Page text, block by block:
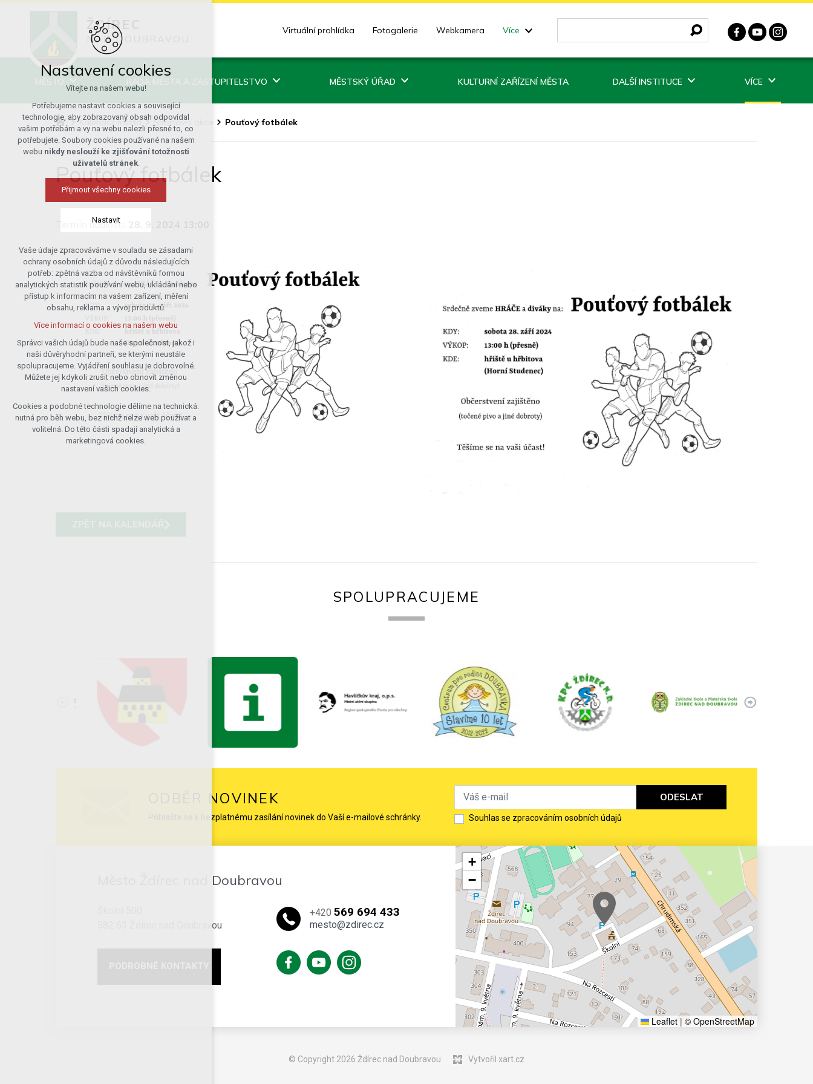
ŽDÍREC
NAD DOUBRAVOU
Virtuální prohlídka Fotogalerie Webkamera Více
RADA MĚSTA A ZASTUPITELSTVO MĚSTSKÝ ÚŘAD KULTURNÍ ZAŘÍZENÍ MĚSTA DALŠÍ INSTITUCE VÍCE
Kalendář města Sportovní akce Pouťový fotbálek
Pouťový fotbálek
Termín události:
SPOLUPRACUJEME
ODBĚR NOVINEK
Přihlašte se k bezplatnému zasílání novinek do Vaší e-mailové schránky. Souhlas se zpracováním osobních údajů
ODESLAT
Město Ždírec nad Doubravou
582 63 Ždírec nad Doubravou
+420569 694 433
mesto@zdirec.cz
+
−
Leaflet | © OpenStreetMap
© Copyright 2026 Ždírec nad Doubravou Vytvořil xart.cz
Nastavení cookies
Vítejte na našem webu!
Potřebujeme nastavit cookies a související
technologie, aby zobrazovaný obsah odpovídal
vašim potřebám a vy na webu nalezli přesně to, co
potřebujete. Soubory cookies používané na našem
webu nikdy neslouží ke zjišťování totožnosti
uživatelů stránek.
Přijmout všechny cookies
Nastavit
Technická cookies
nutná pro provozování webu
udržení kontextu stránek (session):
případná přihlášení, volby jazyka, apod.
Volitelná cookies
analytická pro anonymizované
vyhodnocení návštěvnosti
marketingová cookies (Google)
Více informací o cookies na našem webu
Přijmout všechny cookies
Odmítnout vše
Vaše údaje zpracováváme v souladu se zásadami
ochrany osobních údajů z důvodu následujících
potřeb: zpětná vazba od návštěvníků formou
analytických statistik používání webu, ukládání nebo
přístup k informacím na vašem zařízení, měření
obsahu, reklama a vývoj produktů.
Více informací o cookies na našem webu
Správci vašich údajů bude naše společnost, jakož i
naši důvěryhodní partneři, se kterými neustále
spolupracujeme. Vyjádření souhlasu je dobrovolné.
Můžete jej kdykoli zrušit nebo obnovit změnou
nastavení vašich cookies.
Cookies a podobné technologie dělíme na technická:
nutná pro běh webu, bez nichž nelze web používat a
volitelná. Do této části spadají analytická a
marketingová cookies.